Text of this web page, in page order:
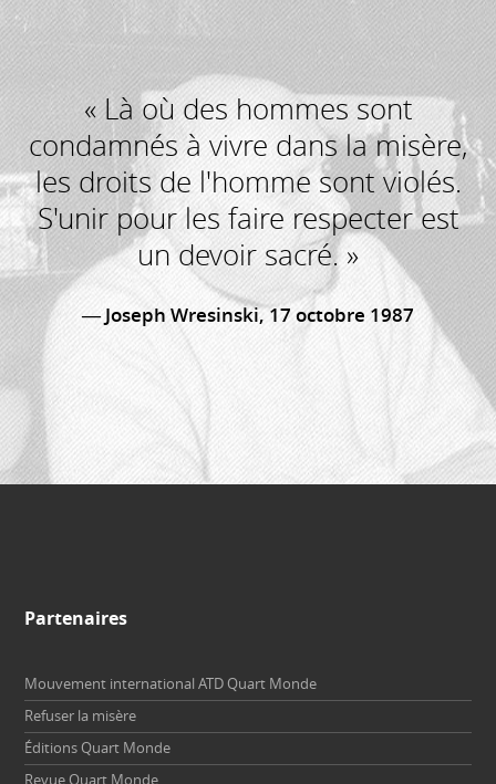
« Là où des hommes sont
condamnés à vivre dans la misère,
les droits de l'homme sont violés.
S'unir pour les faire respecter est
un devoir sacré. »
Joseph Wresinski, 17 octobre 1987
Partenaires
Mouvement international ATD Quart Monde
Refuser la misère
Éditions Quart Monde